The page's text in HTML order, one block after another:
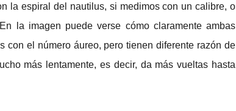
la espiral del nautilus, si medimos con un calibre, o
la imagen puede verse cómo claramente ambas
con el número áureo, pero tienen diferente razón de
más lentamente, es decir, da más vueltas hasta